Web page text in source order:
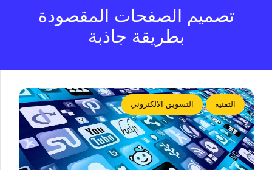
تصميم الصفحات المقصودة
بطريقة جاذبة
التقنية التسويق الالكتروني